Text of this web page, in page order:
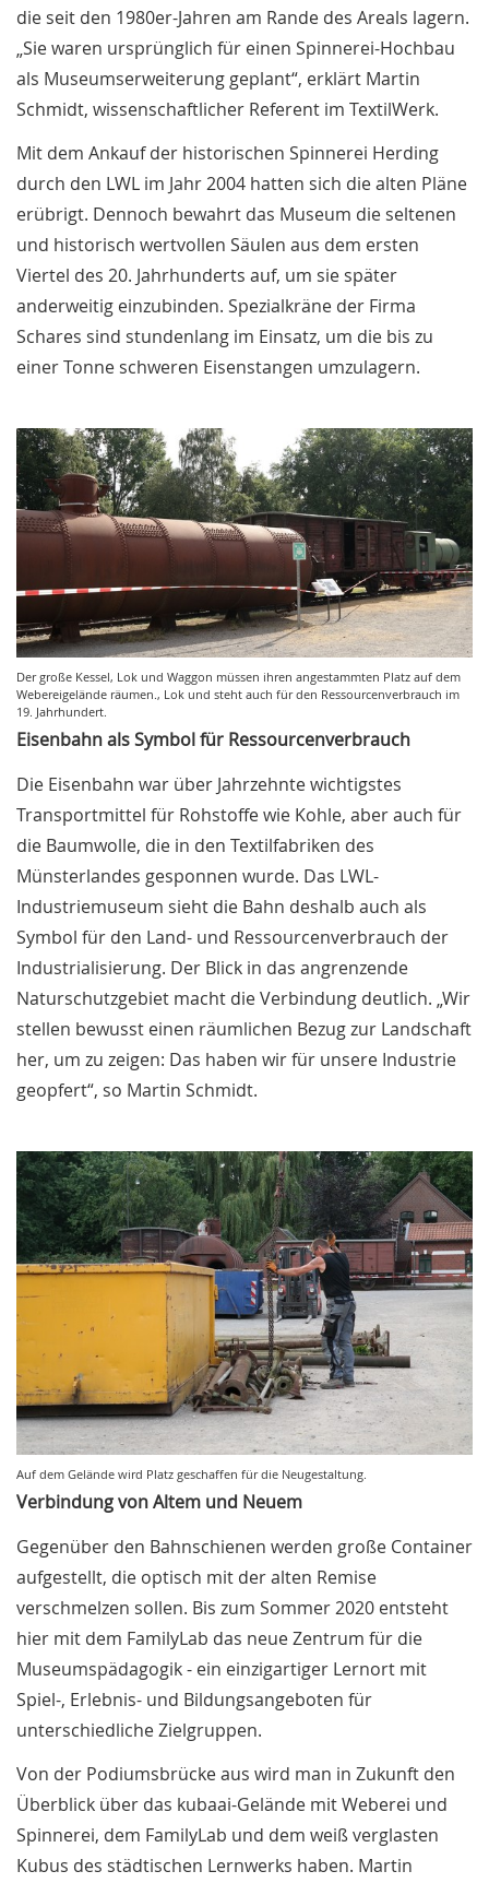
die seit den 1980er-Jahren am Rande des Areals lagern.
„Sie waren ursprünglich für einen Spinnerei-Hochbau
als Museumserweiterung geplant“, erklärt Martin
Schmidt, wissenschaftlicher Referent im TextilWerk.
Mit dem Ankauf der historischen Spinnerei Herding
durch den LWL im Jahr 2004 hatten sich die alten Pläne
erübrigt. Dennoch bewahrt das Museum die seltenen
und historisch wertvollen Säulen aus dem ersten
Viertel des 20. Jahrhunderts auf, um sie später
anderweitig einzubinden. Spezialkräne der Firma
Schares sind stundenlang im Einsatz, um die bis zu
einer Tonne schweren Eisenstangen umzulagern.
Der große Kessel, Lok und Waggon müssen ihren angestammten Platz auf dem
Webereigelände räumen., Lok und steht auch für den Ressourcenverbrauch im
19. Jahrhundert.
Eisenbahn als Symbol für Ressourcenverbrauch
Die Eisenbahn war über Jahrzehnte wichtigstes
Transportmittel für Rohstoffe wie Kohle, aber auch für
die Baumwolle, die in den Textilfabriken des
Münsterlandes gesponnen wurde. Das LWL-
Industriemuseum sieht die Bahn deshalb auch als
Symbol für den Land- und Ressourcenverbrauch der
Industrialisierung. Der Blick in das angrenzende
Naturschutzgebiet macht die Verbindung deutlich. „Wir
stellen bewusst einen räumlichen Bezug zur Landschaft
her, um zu zeigen: Das haben wir für unsere Industrie
geopfert“, so Martin Schmidt.
Auf dem Gelände wird Platz geschaffen für die Neugestaltung.
Verbindung von Altem und Neuem
Gegenüber den Bahnschienen werden große Container
aufgestellt, die optisch mit der alten Remise
verschmelzen sollen. Bis zum Sommer 2020 entsteht
hier mit dem FamilyLab das neue Zentrum für die
Museumspädagogik - ein einzigartiger Lernort mit
Spiel-, Erlebnis- und Bildungsangeboten für
unterschiedliche Zielgruppen.
Von der Podiumsbrücke aus wird man in Zukunft den
Überblick über das kubaai-Gelände mit Weberei und
Spinnerei, dem FamilyLab und dem weiß verglasten
Kubus des städtischen Lernwerks haben. Martin